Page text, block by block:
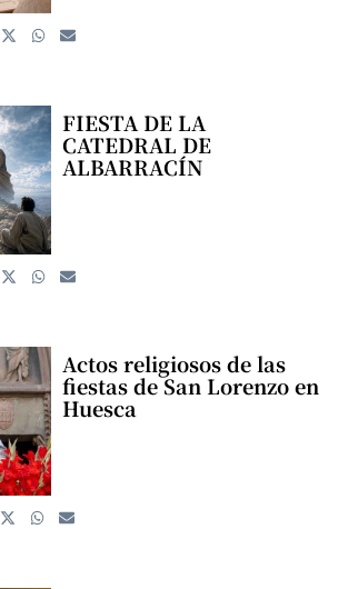
FIESTA DE LA
CATEDRAL DE
ALBARRACÍN
Actos religiosos de las
fiestas de San Lorenzo en
Huesca